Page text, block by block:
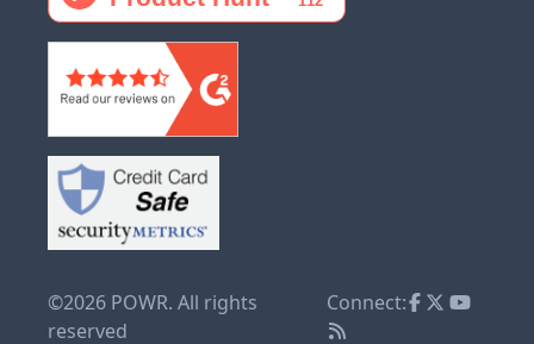
©2026 POWR. All rights
reserved
Connect: